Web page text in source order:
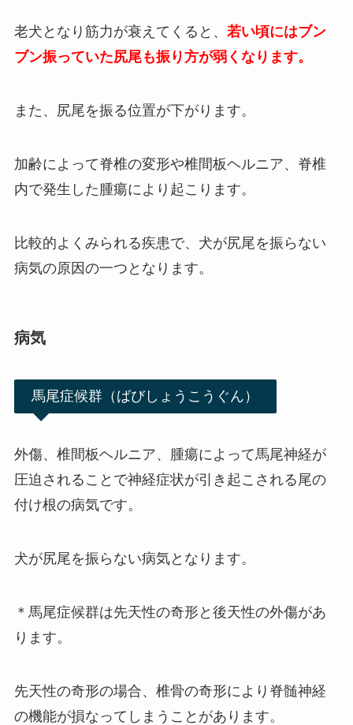
老犬となり筋力が衰えてくると、 若い頃にはブン
ブン振っていた尻尾も振り方が弱くなります。
また、尻尾を振る位置が下がります。
加齢によって脊椎の変形や椎間板ヘルニア、脊椎
内で発生した腫瘍により起こります。
比較的よくみられる疾患で、犬が尻尾を振らない
病気の原因の一つとなります。
病気
馬尾症候群（ばびしょうこうぐん）
外傷、椎間板ヘルニア、腫瘍によって馬尾神経が
圧迫されることで神経症状が引き起こされる尾の
付け根の病気です。
犬が尻尾を振らない病気となります。
＊馬尾症候群は先天性の奇形と後天性の外傷があ
ります。
先天性の奇形の場合、椎骨の奇形により脊髄神経
の機能が損なってしまうことがあります。